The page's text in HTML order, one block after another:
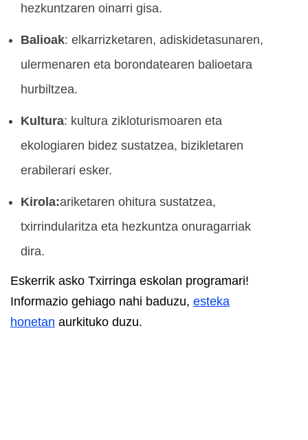
hezkuntzaren oinarri gisa.
Balioak: elkarrizketaren, adiskidetasunaren,
ulermenaren eta borondatearen balioetara
hurbiltzea.
Kultura: kultura zikloturismoaren eta
ekologiaren bidez sustatzea, bizikletaren
erabilerari esker.
Kirola:ariketaren ohitura sustatzea,
txirrindularitza eta hezkuntza onuragarriak
dira.
Eskerrik asko Txirringa eskolan programari!
Informazio gehiago nahi baduzu, esteka
honetan aurkituko duzu.